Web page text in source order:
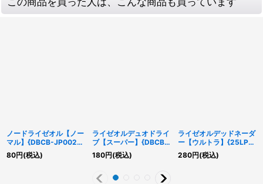
ノードライゼオル【ノー
マル】{DBCB-JP002}
《モンスター》
80円(税込)
ライゼオルデュオドライ
ブ【スーパー】{DBCB-
JP006}《エクシーズ》
180円(税込)
ライゼオルデッドネーダ
ー【ウルトラ】{25LP-
JP014}《エクシーズ》
280円(税込)